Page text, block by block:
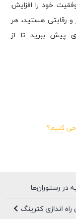
خود را افزایش
رقابتی هستید، هر
پیش ببرید تا از
کنیم؟
در رستوران‌ها
اندازی کترینگ